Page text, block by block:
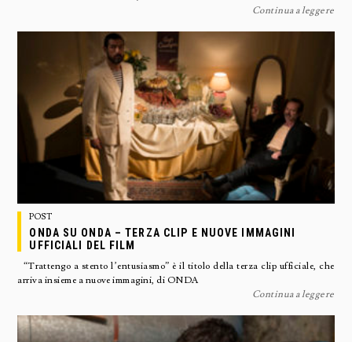
Continua a leggere
POST
ONDA SU ONDA – TERZA CLIP E NUOVE IMMAGINI
UFFICIALI DEL FILM
“Trattengo a stento l’entusiasmo” è il titolo della terza clip ufficiale, che
arriva insieme a nuove immagini, di ONDA
Continua a leggere